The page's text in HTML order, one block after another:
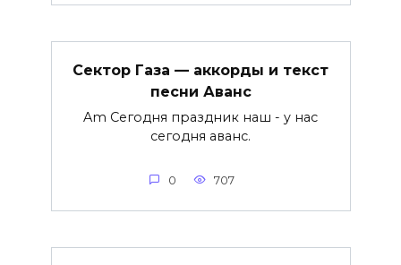
Сектор Газа — аккорды и текст
песни Аванс
Am Сегодня праздник наш - y нас
сегодня аванс.
0 707